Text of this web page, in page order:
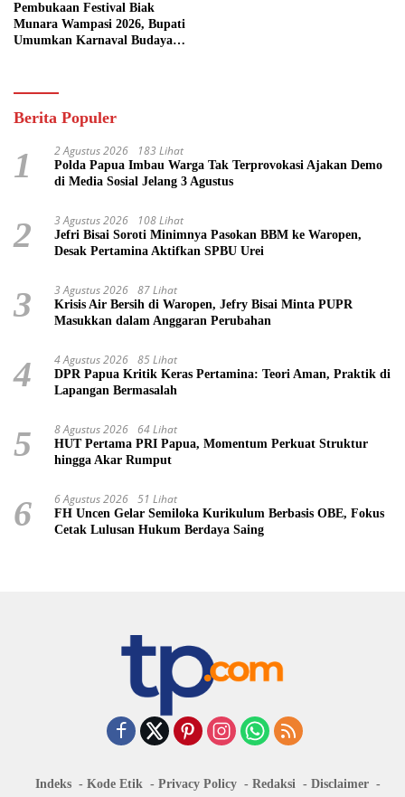
Pembukaan Festival Biak
Munara Wampasi 2026, Bupati
Umumkan Karnaval Budaya
Berita Populer
1 2 Agustus 2026 183 Lihat
Polda Papua Imbau Warga Tak Terprovokasi Ajakan Demo
di Media Sosial Jelang 3 Agustus
2 3 Agustus 2026 108 Lihat
Jefri Bisai Soroti Minimnya Pasokan BBM ke Waropen,
Desak Pertamina Aktifkan SPBU Urei
3 3 Agustus 2026 87 Lihat
Krisis Air Bersih di Waropen, Jefry Bisai Minta PUPR
Masukkan dalam Anggaran Perubahan
4 4 Agustus 2026 85 Lihat
DPR Papua Kritik Keras Pertamina: Teori Aman, Praktik di
Lapangan Bermasalah
5 8 Agustus 2026 64 Lihat
HUT Pertama PRI Papua, Momentum Perkuat Struktur
hingga Akar Rumput
6 6 Agustus 2026 51 Lihat
FH Uncen Gelar Semiloka Kurikulum Berbasis OBE, Fokus
Cetak Lulusan Hukum Berdaya Saing
Indeks Kode Etik Privacy Policy Redaksi
Disclaimer